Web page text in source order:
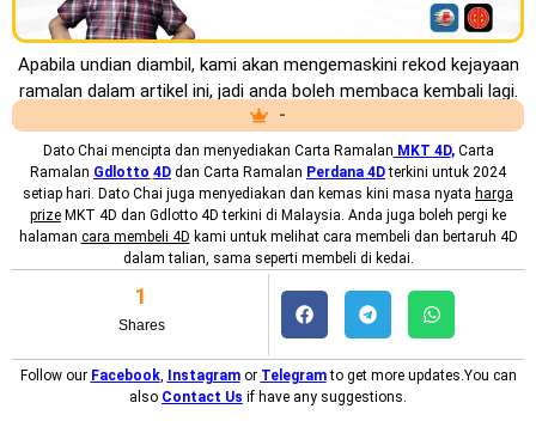
Apabila undian diambil, kami akan mengemaskini rekod kejayaan
ramalan dalam artikel ini, jadi anda boleh membaca kembali lagi.
-
Dato Chai mencipta dan menyediakan Carta Ramalan MKT 4D,Carta
Ramalan Gdlotto 4D dan Carta Ramalan Perdana 4D terkini untuk 2024
setiap hari. Dato Chai juga menyediakan dan kemas kini masa nyata harga
prize MKT 4D dan Gdlotto 4D terkini di Malaysia. Anda juga boleh pergi ke
halaman cara membeli 4D kami untuk melihat cara membeli dan bertaruh 4D
dalam talian, sama seperti membeli di kedai.
Shares
1
Follow our Facebook, Instagramor Telegramto get more updates.You can
also Contact Us if have any suggestions.